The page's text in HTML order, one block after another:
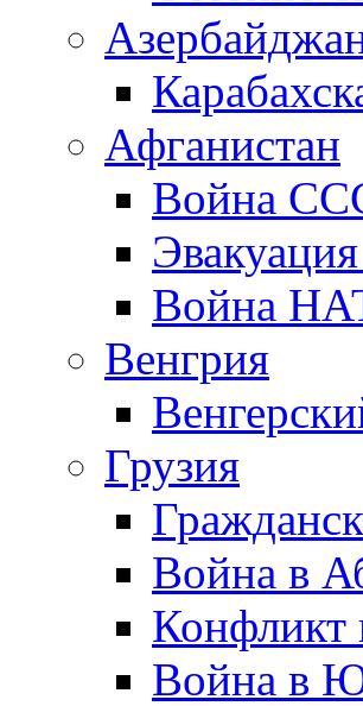
Афганистан
Война
Война
Венгрия
Грузия
Война в
Конфликт
Война в